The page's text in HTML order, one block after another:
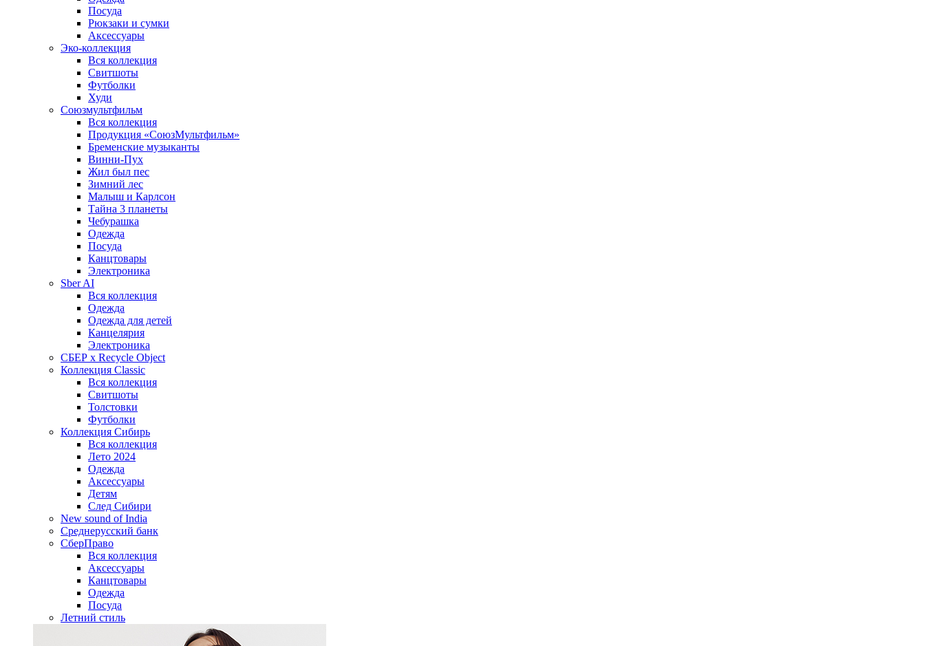
Посуда
Рюкзаки и сумки
Аксессуары
Эко-коллекция
Вся коллекция
Свитшоты
Футболки
Худи
Союзмультфильм
Вся коллекция
Продукция «СоюзМультфильм»
Бременские музыканты
Винни-Пух
Жил был пес
Зимний лес
Малыш и Карлсон
Тайна 3 планеты
Чебурашка
Одежда
Посуда
Канцтовары
Электроника
Sber AI
Вся коллекция
Одежда
Одежда для детей
Канцелярия
Электроника
СБЕР x Recycle Object
Коллекция Classic
Вся коллекция
Свитшоты
Толстовки
Футболки
Коллекция Сибирь
Вся коллекция
Лето 2024
Одежда
Аксессуары
Детям
След Сибири
New sound of India
Среднерусский банк
СберПраво
Вся коллекция
Аксессуары
Канцтовары
Одежда
Посуда
Летний стиль